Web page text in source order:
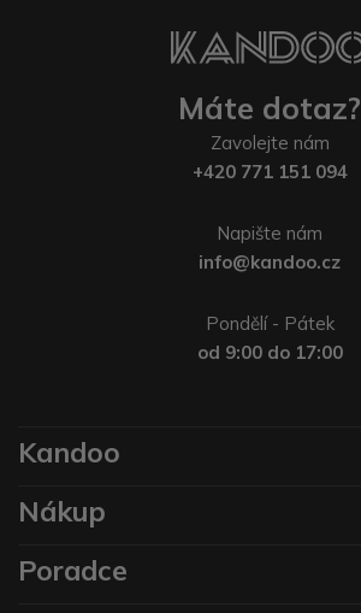
Máte dotaz?
Zavolejte nám
+420 771 151 094
Napište nám
info@kandoo.cz
Pondělí - Pátek
od 9:00 do 17:00
Kandoo
Nákup
Poradce